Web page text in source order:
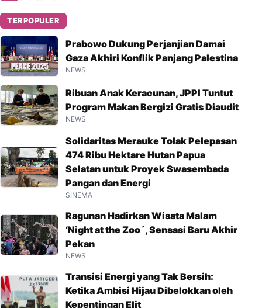
TERPOPULER
Prabowo Dukung Perjanjian Damai
Gaza Akhiri Konflik Panjang Palestina
NEWS
Ribuan Anak Keracunan, JPPI Tuntut
Program Makan Bergizi Gratis Diaudit
NEWS
Solidaritas Merauke Tolak Pelepasan
474 Ribu Hektare Hutan Papua
Selatan untuk Proyek Swasembada
Pangan dan Energi
SINEMA
Ragunan Hadirkan Wisata Malam
‘Night at the Zoo´, Sensasi Baru Akhir
Pekan
NEWS
Transisi Energi yang Tak Bersih:
Ketika Ambisi Hijau Dibelokkan oleh
Kepentingan Elit